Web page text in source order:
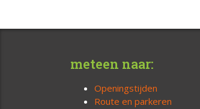
meteen naar:
Openingstijden
Route en parkeren